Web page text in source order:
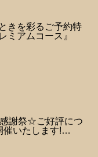
きを彩るご予約特
ミアムコース』
謝祭☆ご好評につ
催いたします!…